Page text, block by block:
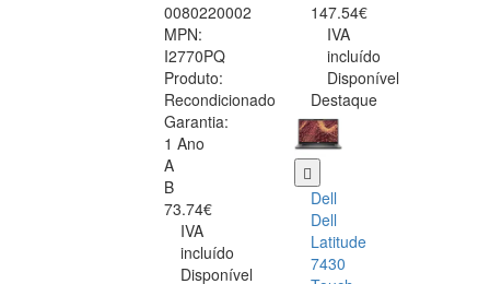
0080220002
MPN:
I2770PQ
Produto:
Recondicionado
Garantia:
1 Ano
A
B
73.74€
IVA
incluído
Disponível
147.54€
IVA
incluído
Disponível
Destaque
Dell
Dell
Latitude
7430